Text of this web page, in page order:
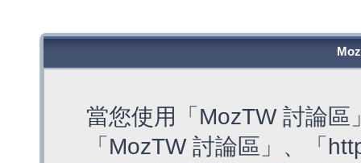
當您使用「MozTW 討論
「MozTW 討論區」、「